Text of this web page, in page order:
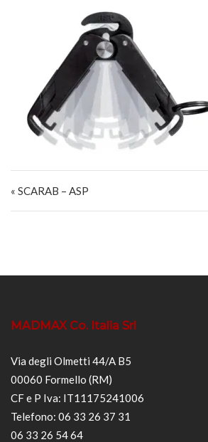
« SCARAB – ASP
MADMAX Co. Italia Srl
Via degli Olmetti 44/A B5
00060 Formello (RM)
CF e P Iva: IT11175241006
Telefono: 06 33 26 37 31
06 33 26 54 64